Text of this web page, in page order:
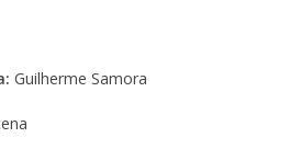
Guilherme Samora